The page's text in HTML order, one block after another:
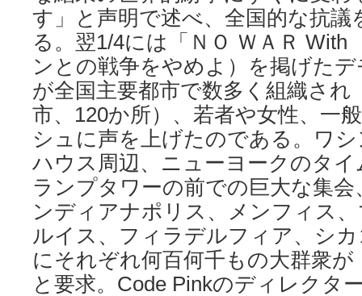
す」と声明で述べ、全国的な抗
る。翌1/4には「ＮＯ ＷＡＲ With
ンとの戦争をやめよ）を掲げた
が全国主要都市で数多く組織され
市、120か所）、若者や女性、一
シュに声を上げたのである。ワ
ハウス周辺、ニューヨークのタ
ランプタワーの前での巨大な集
ンディアナポリス、メンフィス
ルイス、フィラデルフィア、シ
にそれぞれ何百何千もの大群衆
と要求。Code Pinkのディレクタ